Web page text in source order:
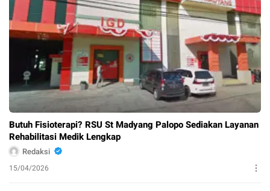
Butuh Fisioterapi? RSU St Madyang Palopo Sediakan Layanan
Rehabilitasi Medik Lengkap
Redaksi
15/04/2026